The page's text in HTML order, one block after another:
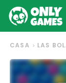
CASA LAS